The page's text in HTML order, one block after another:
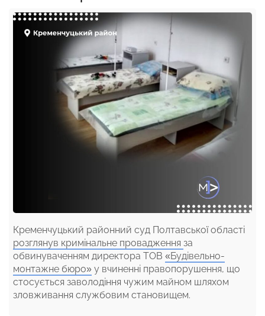
Кременчуцький районний суд Полтавської області
розглянув кримінальне провадження за
обвинуваченням директора ТОВ «Будівельно-
монтажне бюро» у вчиненні правопорушення, що
стосується заволодіння чужим майном шляхом
зловживання службовим становищем.